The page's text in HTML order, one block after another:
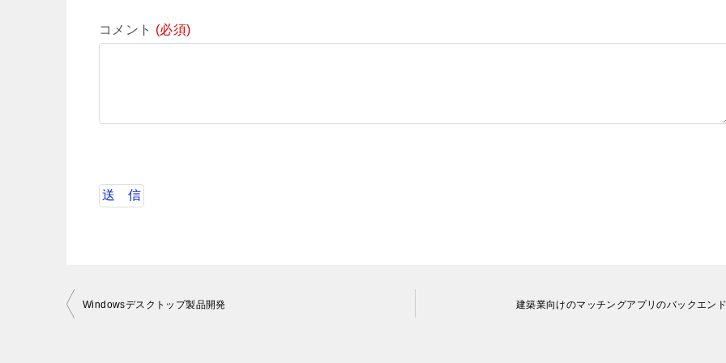
コメント (必須)
投Windowsデスクトップ製品開発 建築業向けのマッチングアプリのバックエン